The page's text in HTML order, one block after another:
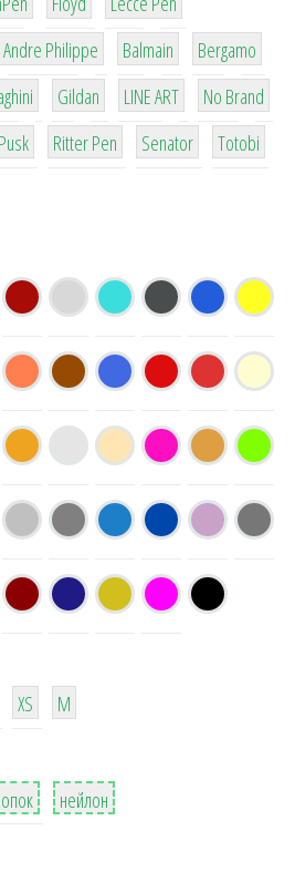
1
Andre Philippe
4
Balmain
26
Bergamo
42
Gildan
4
LINE ART
90
No Brand
2
Pusk
22
Ritter Pen
15
Senator
43
Totobi
42
XS
М
2
нейлон